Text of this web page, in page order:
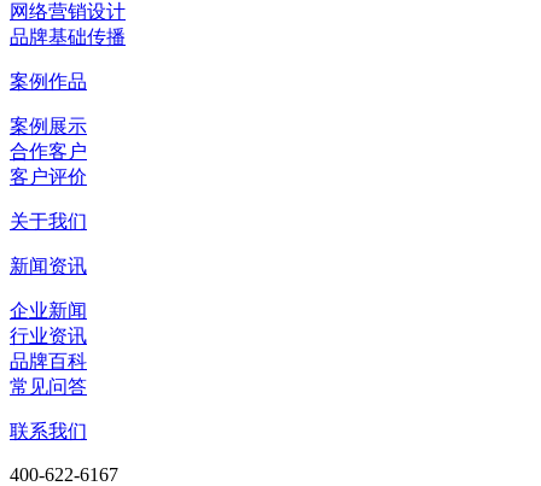
网络营销设计
品牌基础传播
案例作品
案例展示
合作客户
客户评价
关于我们
新闻资讯
企业新闻
行业资讯
品牌百科
常见问答
联系我们
400-622-6167